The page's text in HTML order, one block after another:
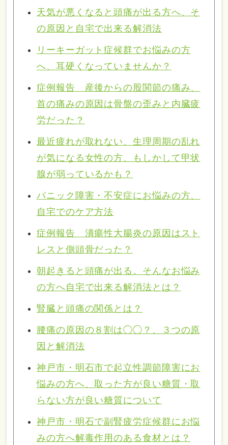
天気が悪くなると頭痛が出る方へ、そ
の原因と自宅で出来る解消法
リーキーガット症候群でお悩みの方
へ、耳硬くなっていませんか？
症例報告 産後からの股関節の痛み、
首の痛みの原因は骨盤の歪みと内臓疲
労だった？
最近疲れが取れない、生理周期の乱れ
が気になる女性の方、もしかして甲状
腺が弱っているかも？
パニック障害・不安症にお悩みの方、
自宅でのケア方法
症例報告 潰瘍性大腸炎の原因はスト
レスと側頭骨だった？
朝起きると頭痛が出る。そんなお悩み
の方へ自宅で出来る解消法とは？
腎臓と頭痛の関係とは？
腰痛の原因の８割は◯◯？、３つの原
因と解消法
神戸市・明石市で起立性調節障害にお
悩みの方へ、取った方が良い糖質・取
らない方が良い糖質について
神戸市・明石で副腎疲労症候群にお悩
みの方へ解毒作用のある食材とは？